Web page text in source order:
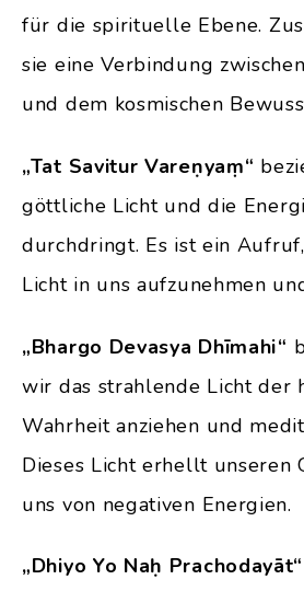
für die spirituelle Ebene.
sie eine Verbindung
und dem kosmischen
„Tat Savitur Vareṇyaṃ“
göttliche Licht und die
durchdringt. Es ist ein
Licht in uns aufzunehmen
„Bhargo Devasya Dhīmahi“
wir das strahlende Licht der
Wahrheit anziehen und
Dieses Licht erhellt unseren
uns von negativen Energien.
„Dhiyo Yo Naḥ Prachodayāt“